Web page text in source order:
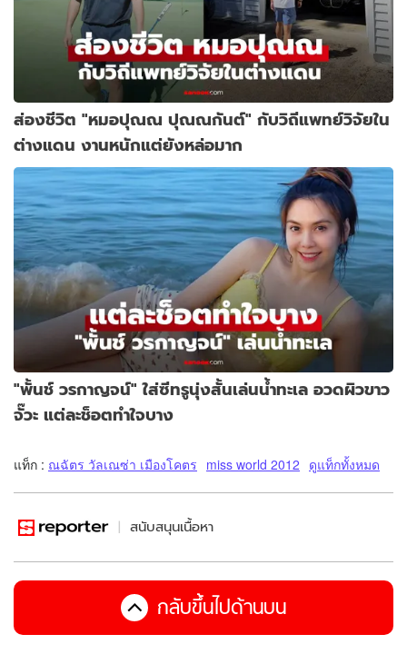
ส่องชีวิต "หมอปุณณ ปุณณกันต์" กับวิถีแพทย์วิจัยใน
ต่างแดน งานหนักแต่ยังหล่อมาก
"พั้นช์ วรกาญจน์" ใส่ซีทรูนุ่งสั้นเล่นน้ำทะเล อวดผิวขาว
จั๊วะ แต่ละช็อตทำใจบาง
แท็ก : ณฉัตร วัลเณซ่า เมืองโคตร miss world 2012 ดูแท็กทั้งหมด
สนับสนุนเนื้อหา
กลับขึ้นไปด้านบน